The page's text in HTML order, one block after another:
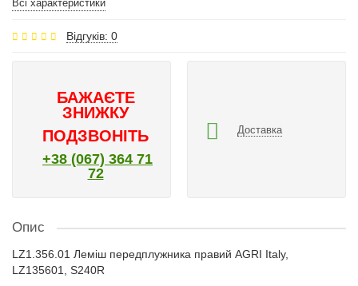
Всі характеристики
Відгуків: 0
БАЖАЄТЕ
ЗНИЖКУ
ПОДЗВОНІТЬ
+38 (067) 364 71
72
Доставка
Опис
LZ1.356.01 Леміш передплужника правий AGRI Italy,
LZ135601, S240R